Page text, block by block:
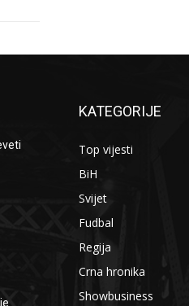
KATEGORIJE
Top vijesti
BiH
Svijet
Fudbal
Regija
Crna hronika
Showbusiness